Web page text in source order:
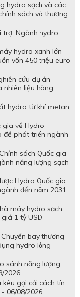
hydro sạch và các
sách và thương
trợ: Ngành hydro
hydro xanh lớn
vốn 450 triệu euro
cứu dự án
nhiên liệu hàng
hydro từ khí metan
gia về Hydro
để phát triển ngành
sách Quốc gia
năng lượng sạch
Hydro Quốc gia
đến năm 2031
máy hydro sạch
1 tỷ USD -
bay thương
hydro lỏng -
sánh năng lượng
2026
gọi cải cách tín
06/08/2026